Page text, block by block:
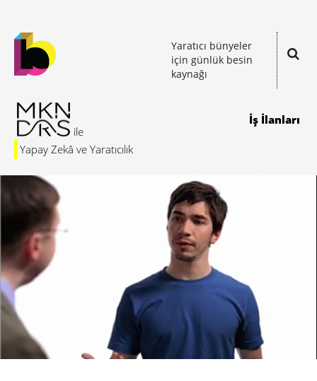
Yaratıcı bünyeler
için günlük besin
kaynağı
Yapay Zekâ ve Yaratıcılık
İş İlanları